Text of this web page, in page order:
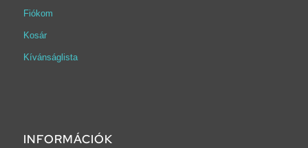
Fiókom
Kosár
Kívánságlista
INFORMÁCIÓK